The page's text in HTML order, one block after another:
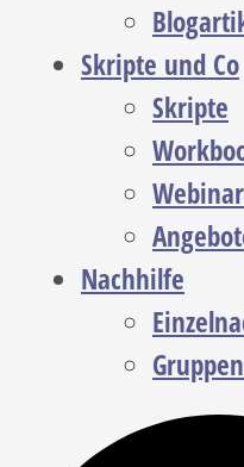
Skripte und Co
Skripte
Nachhilfe